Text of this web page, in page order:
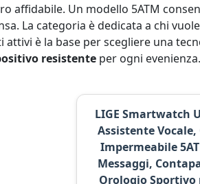
affidabile. Un modello 5ATM
La categoria è dedicata a chi
è la base per scegliere una
resistente per ogni
LIGE Smartwatch
Assistente
Impermeabile
Messaggi,
Orologio Sportivo